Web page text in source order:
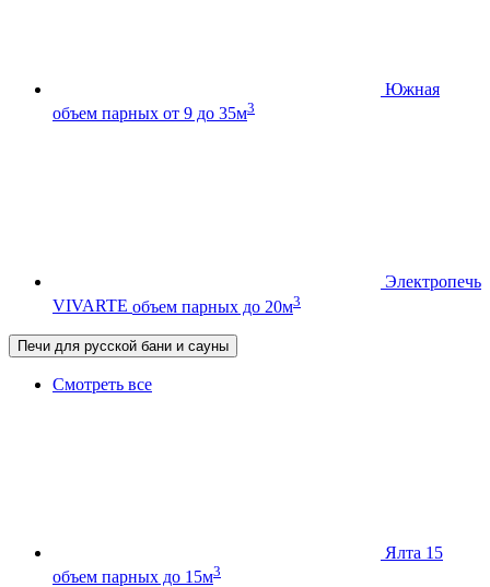
Южная
объем парных от 9 до 35м3
Электропечь
VIVARTE объем парных до 20м3
Печи для русской бани и сауны
Смотреть все
Ялта 15
объем парных до 15м3